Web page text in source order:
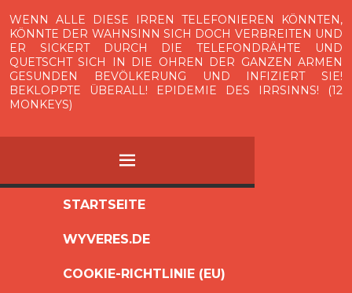
WENN ALLE DIESE IRREN TELEFONIEREN KÖNNTEN,
KÖNNTE DER WAHNSINN SICH DOCH VERBREITEN UND
ER SICKERT DURCH DIE TELEFONDRÄHTE UND
QUETSCHT SICH IN DIE OHREN DER GANZEN ARMEN
GESUNDEN BEVÖLKERUNG UND INFIZIERT SIE!
BEKLOPPTE ÜBERALL! EPIDEMIE DES IRRSINNS! (12
MONKEYS)
MENÜ
SPRINGEN
STARTSEITE
WYVERES.DE
COOKIE-RICHTLINIE (EU)